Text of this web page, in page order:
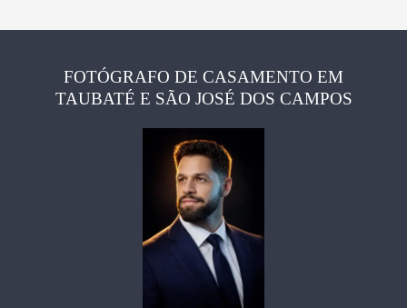
FOTÓGRAFO DE CASAMENTO EM
TAUBATÉ E SÃO JOSÉ DOS CAMPOS